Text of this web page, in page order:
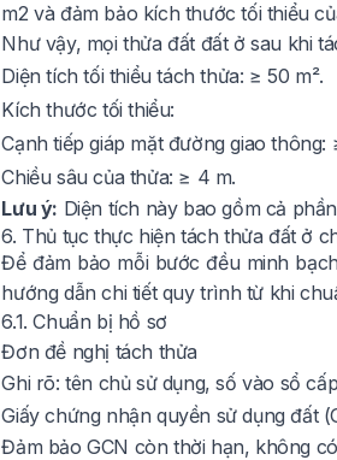
m2 và đảm bảo kích thước tối thiểu
Như vậy, mọi thửa đất đất ở sau khi
Diện tích tối thiểu tách thửa: ≥ 50 m².
Kích thước tối thiểu:
Cạnh tiếp giáp mặt đường giao thông:
Chiều sâu của thửa: ≥ 4 m.
Lưu ý: Diện tích này bao gồm cả
6. Thủ tục thực hiện tách thửa đất ở
Để đảm bảo mỗi bước đều minh
hướng dẫn chi tiết quy trình từ khi
6.1. Chuẩn bị hồ sơ
Đơn đề nghị tách thửa
Ghi rõ: tên chủ sử dụng, số vào sổ
Giấy chứng nhận quyền sử dụng đất
Đảm bảo GCN còn thời hạn, không